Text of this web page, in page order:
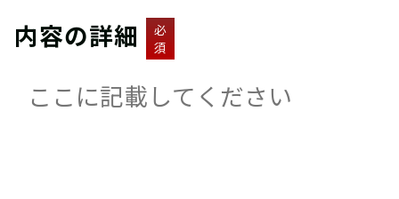
内容の詳細
必
須